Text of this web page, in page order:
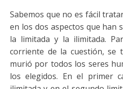
Sabemos que no es fácil
en los dos aspectos que han
la limitada y la ilimitada.
corriente de la cuestión, se
murió por todos los seres
los elegidos. En el primer